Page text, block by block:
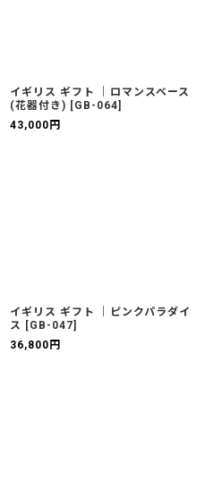
イギリス ギフト ｜ロマンスベース
(花器付き) [GB-064]
43,000 円
イギリス ギフト ｜ピンクパラダイ
ス
[GB-047]
36,800 円